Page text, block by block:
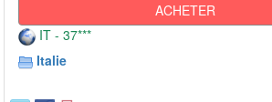
ACHETER
IT - 37***
Italie